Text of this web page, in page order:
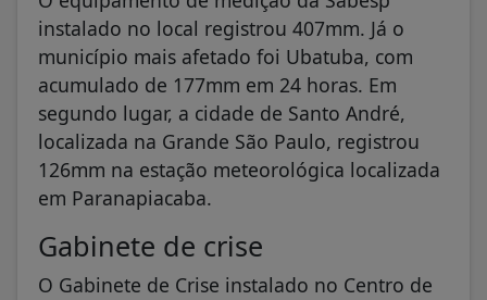
instalado no local registrou 407mm. Já o
município mais afetado foi Ubatuba, com
acumulado de 177mm em 24 horas. Em
segundo lugar, a cidade de Santo André,
localizada na Grande São Paulo, registrou
126mm na estação meteorológica localizada
em Paranapiacaba.
Gabinete de crise
O Gabinete de Crise instalado no Centro de